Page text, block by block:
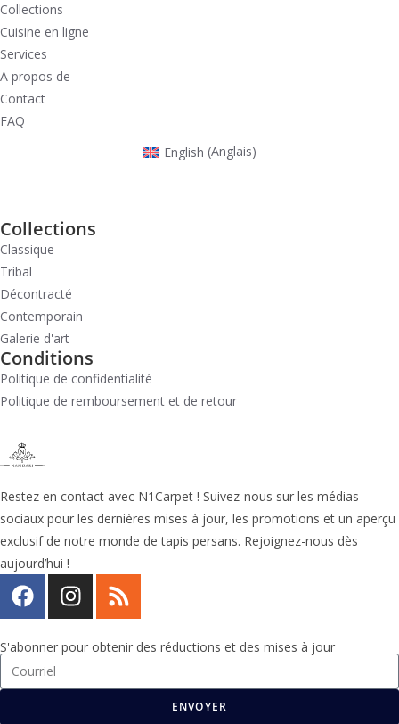
Collections
Cuisine en ligne
Services
A propos de
Contact
FAQ
English (Anglais)
Collections
Classique
Tribal
Décontracté
Contemporain
Galerie d'art
Conditions
Politique de confidentialité
Politique de remboursement et de retour
Restez en contact avec N1Carpet ! Suivez-nous sur les médias
sociaux pour les dernières mises à jour, les promotions et un aperçu
exclusif de notre monde de tapis persans. Rejoignez-nous dès
aujourd’hui !
S'abonner pour obtenir des réductions et des mises à jour
ENVOYER